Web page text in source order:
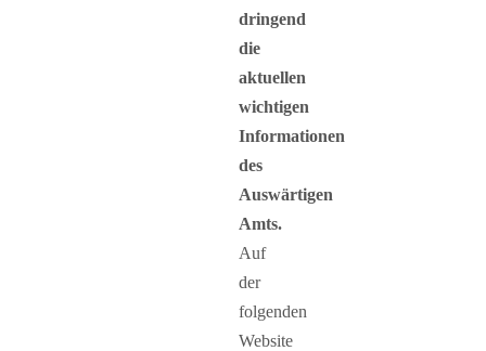
dringend
die
aktuellen
wichtigen
Informationen
des
Auswärtigen
Amts.
Auf
der
folgenden
Website